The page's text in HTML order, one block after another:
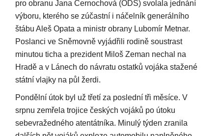
pro obranu Jana Černochová (ODS) svolala jednání
výboru, kterého se zúčastní i náčelník generálního
štábu Aleš Opata a ministr obrany Lubomír Metnar.
Poslanci ve Sněmovně vyjádřili rodině soustrast
minutou ticha a prezident Miloš Zeman nechal na
Hradě a v Lánech do návratu ostatků vojáka stažené
státní vlajky na půl žerdi.
Pondělní útok byl už třetí za poslední tři měsíce. V
srpnu zemřela trojice českých vojáků po útoku
sebevražedného atentátníka. Minulý týden zranila